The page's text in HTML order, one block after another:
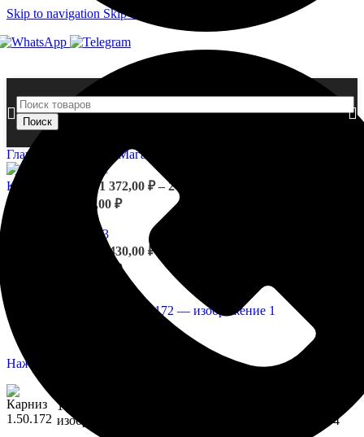
Skip to navigation Skip to main content
Поиск
Главная страница Магазин
Карниз 1.50.1711 372,00 ₽ – 2 742,00
372,00 ₽ – 2 742,00 ₽
1 430,00 ₽
430,00 ₽ – 2 858,00 ₽
Нажмите, чтобы увеличить